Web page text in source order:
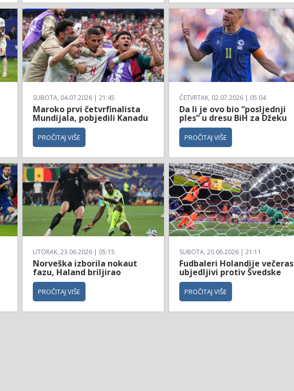
SUBOTA, 04.07.2026 | 21:45
Maroko prvi četvrfinalista
Mundijala, pobjedili Kanadu
PROČITAJ VIŠE
ČETVRTAK, 02.07.2026 | 05:04
Da li je ovo bio “posljednji
ples” u dresu BiH za Džeku
PROČITAJ VIŠE
UTORAK, 23.06.2026 | 05:15
Norveška izborila nokaut
fazu, Haland briljirao
PROČITAJ VIŠE
SUBOTA, 20.06.2026 | 21:11
Fudbaleri Holandije večeras
ubjedljivi protiv Švedske
PROČITAJ VIŠE